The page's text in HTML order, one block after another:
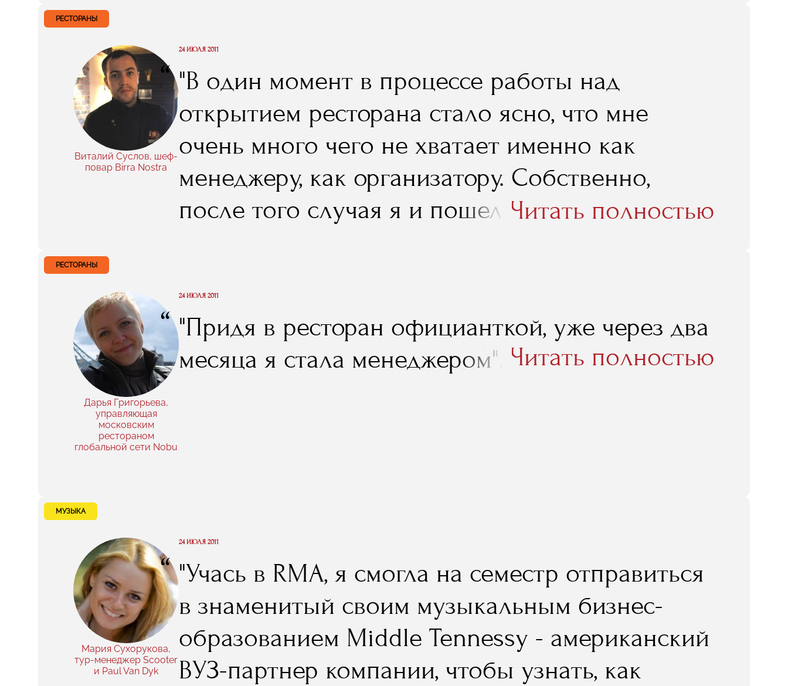
РЕСТОРАНЫ
Виталий Суслов, шеф-
повар Birra Nostra
“
24 ИЮЛЯ 2011
"В один момент в процессе работы над
открытием ресторана стало ясно, что мне
очень много чего не хватает именно как
менеджеру, как организатору. Собственно,
после того случая я и пошел учится в RMA, и
проекте".
Читать полностью
РЕСТОРАНЫ
Дарья Григорьева,
управляющая
московским
рестораном
глобальной сети Nobu
“
24 ИЮЛЯ 2011
"Придя в ресторан официанткой, уже через два
месяца я стала менеджером". Читать полностью
МУЗЫКА
Мария Сухорукова,
тур-менеджер Scooter
и Paul Van Dyk
“
24 ИЮЛЯ 2011
"Учась в RMA, я смогла на семестр отправиться
в знаменитый своим музыкальным бизнес-
образованием Middle Tennessy - американский
ВУЗ-партнер компании, чтобы узнать, как